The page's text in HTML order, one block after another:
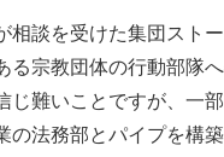
相談を受けた集団スト
る宗教団体の行動部隊
じ難いことですが、一
の法務部とパイプを構